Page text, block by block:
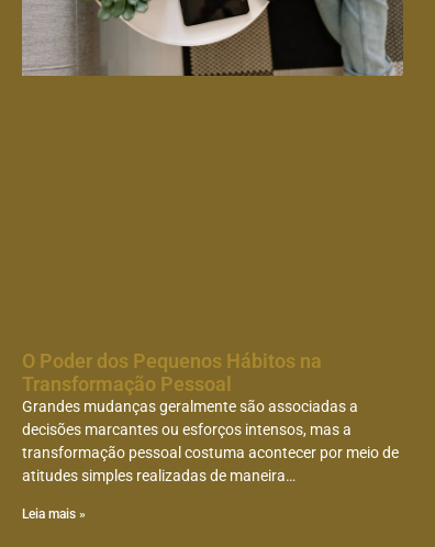
O Poder dos Pequenos Hábitos na
Transformação Pessoal
Grandes mudanças geralmente são associadas a
decisões marcantes ou esforços intensos, mas a
transformação pessoal costuma acontecer por meio de
atitudes simples realizadas de maneira…
Leia mais »